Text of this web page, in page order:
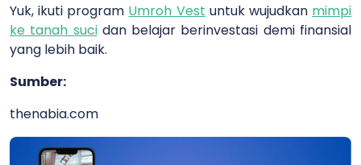
Yuk, ikuti program Umroh Vest untuk wujudkan mimpi
ke tanah sucidan belajar berinvestasi demi finansial
yang lebih baik.
Sumber:
thenabia.com